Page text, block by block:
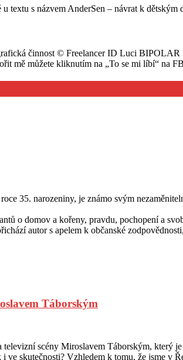
u textu s názvem AnderSen – návrat k dětským
činnost © Freelancer ID Luci
mě můžete kliknutím na „To se mi líbí“ na
35. narozeniny, je známo svým
o domov a kořeny, pravdu, pochopení a
autor s apelem k občanské
Táborským
scény Miroslavem Táborským, který
ve skutečnosti? Vzhledem k tomu, že jsme v